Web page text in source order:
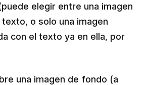
elegir entre una imagen
o solo una imagen
con el texto ya en ella, por
una imagen de fondo (a